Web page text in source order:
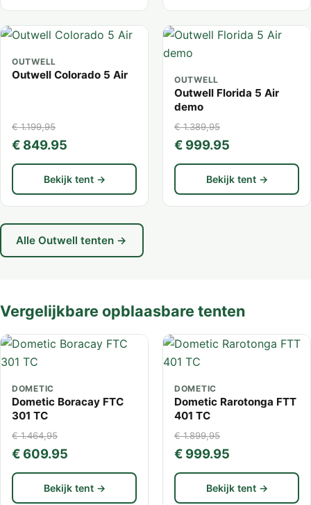
OUTWELL
Outwell Colorado 5 Air
€ 1.199,95
€ 849.95
Bekijk tent →
OUTWELL
Outwell Florida 5 Air
demo
€ 1.389,95
€ 999.95
Bekijk tent →
Alle Outwell tenten →
Vergelijkbare opblaasbare tenten
DOMETIC
Dometic Boracay FTC
301 TC
€ 1.464,95
€ 609.95
Bekijk tent →
DOMETIC
Dometic Rarotonga FTT
401 TC
€ 1.899,95
€ 999.95
Bekijk tent →